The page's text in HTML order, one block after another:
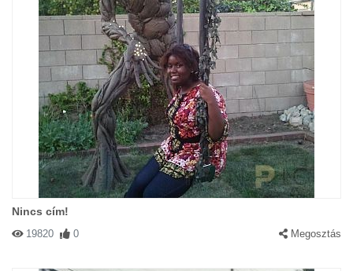
Nincs cím!
19820 0 Megosztás